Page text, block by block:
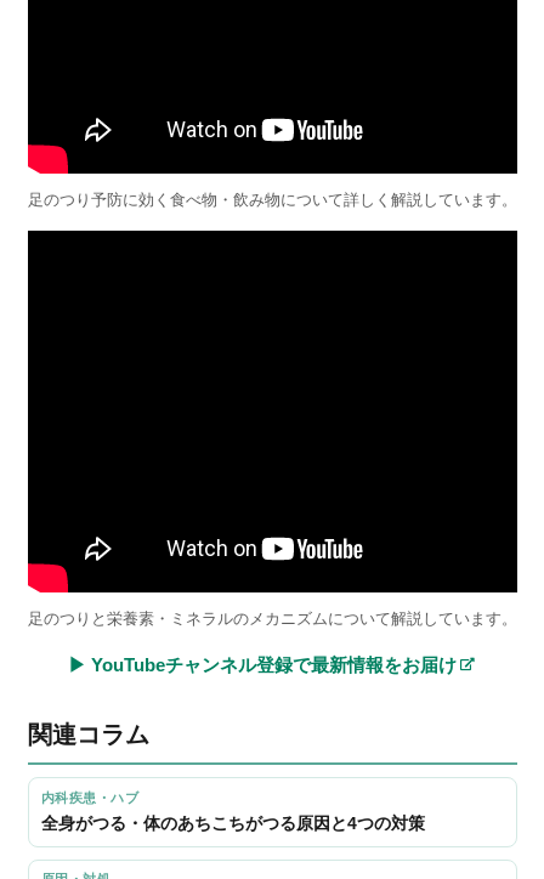
足のつり予防に効く食べ物・飲み物について詳しく解説しています。
足のつりと栄養素・ミネラルのメカニズムについて解説しています。
▶ YouTubeチャンネル登録で最新情報をお届け
関連コラム
内科疾患・ハブ
全身がつる・体のあちこちがつる原因と4つの対策